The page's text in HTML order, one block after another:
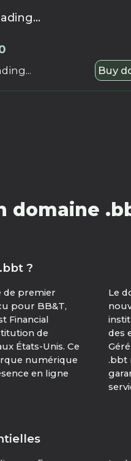
Buy
domaine
?
de premier
pour BB&T,
Financial
de
États-Unis. Ce
numérique
en ligne
Le
des
.bbt